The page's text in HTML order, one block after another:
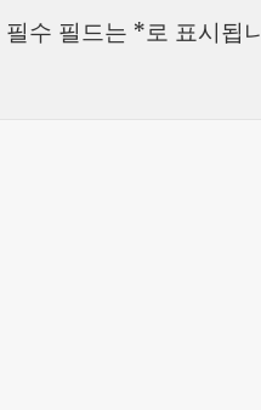
필수 필드는 *로 표시됩